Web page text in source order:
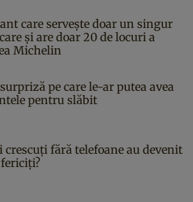
care servește doar un singur
și are doar 20 de locuri a
Michelin
pe care le-ar putea avea
pentru slăbit
crescuți fără telefoane au devenit